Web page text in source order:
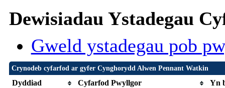
Dewisiadau Ystadegau
Gweld ystadegau pob
Crynodeb cyfarfod ar gyfer Cynghorydd Alwen Pennant Watkin
Dyddiad Cyfarfod Pwyllgor
Yn